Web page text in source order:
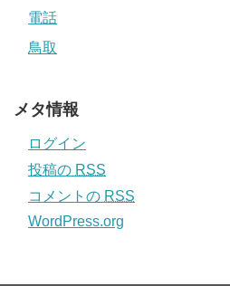
電話
鳥取
メタ情報
ログイン
投稿の RSS
コメントの RSS
WordPress.org